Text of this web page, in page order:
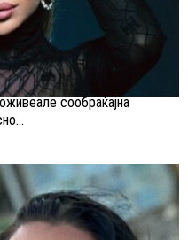
сообраќајна